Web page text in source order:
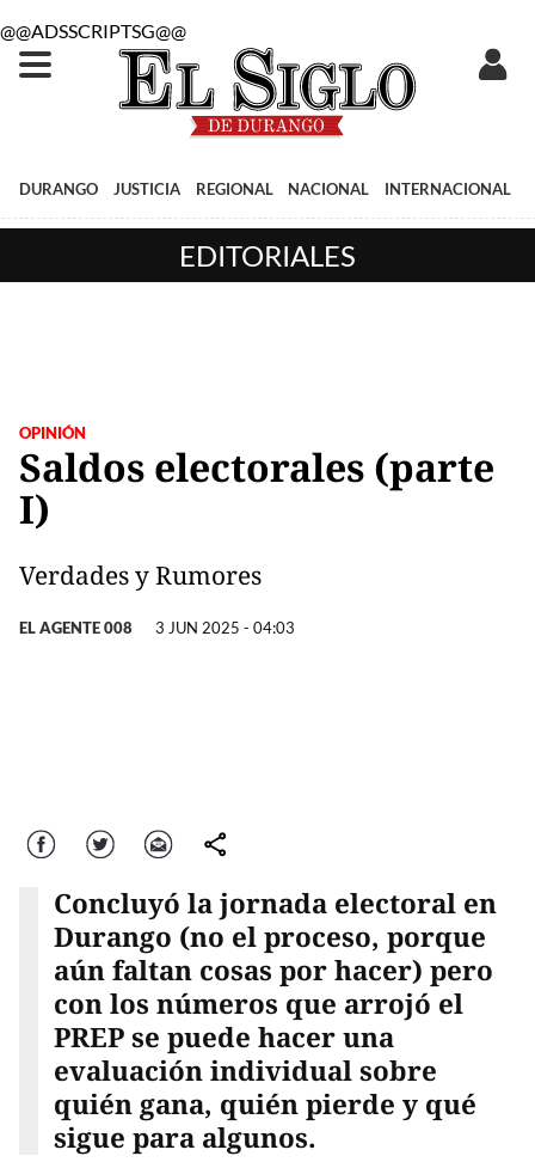
@@ADSSCRIPTSG@@
DURANGO JUSTICIA REGIONAL NACIONAL INTERNACIONAL
EDITORIALES
OPINIÓN
Saldos electorales (parte
I)
Verdades y Rumores
EL AGENTE 008 3 JUN 2025 - 04:03
Facebook Twitter Correo comparte
Concluyó la jornada electoral en
Durango (no el proceso, porque
aún faltan cosas por hacer) pero
con los números que arrojó el
PREP se puede hacer una
evaluación individual sobre
quién gana, quién pierde y qué
sigue para algunos.